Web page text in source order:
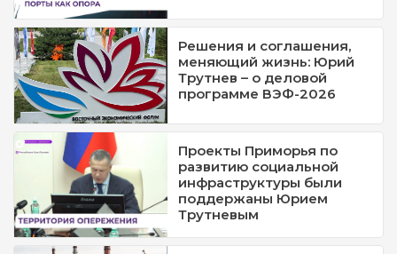
Решения и соглашения,
меняющий жизнь: Юрий
Трутнев – о деловой
программе ВЭФ-2026
Проекты Приморья по
развитию социальной
инфраструктуры были
поддержаны Юрием
Трутневым